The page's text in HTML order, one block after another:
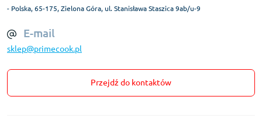
- Polska, 65-175, Zielona Góra, ul. Stanisława Staszica 9ab/u-9
E-mail
sklep@primecook.pl
Przejdź do kontaktów